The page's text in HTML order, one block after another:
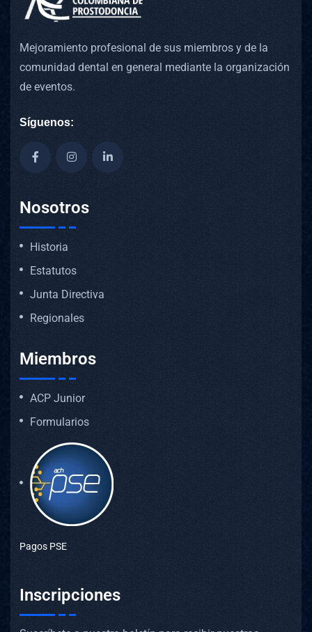
Mejoramiento profesional de sus miembros y de la
comunidad dental en general mediante la organización
de eventos.
Síguenos:
Nosotros
Historia
Estatutos
Junta Directiva
Regionales
Miembros
ACP Junior
Formularios
Pagos PSE
Inscripciones